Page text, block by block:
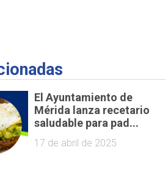
El Ayuntamiento de
Mérida lanza recetario
saludable para pad...
17 de abril de 2025